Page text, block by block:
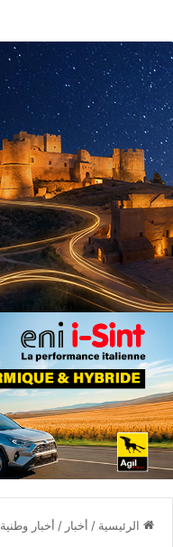
الرئيسية / أخبار / أخبار وطنية